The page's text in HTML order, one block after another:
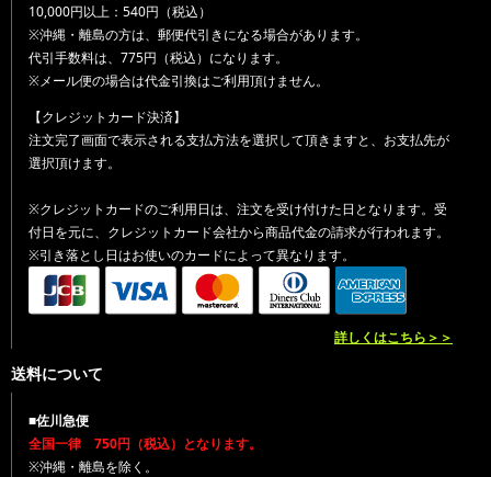
10,000円以上：540円（税込）
※沖縄・離島の方は、郵便代引きになる場合があります。
代引手数料は、775円（税込）になります。
※メール便の場合は代金引換はご利用頂けません。
【クレジットカード決済】
注文完了画面で表示される支払方法を選択して頂きますと、お支払先が
選択頂けます。
※クレジットカードのご利用日は、注文を受け付けた日となります。受
付日を元に、クレジットカード会社から商品代金の請求が行われます。
※引き落とし日はお使いのカードによって異なります。
詳しくはこちら＞＞
送料について
■佐川急便
全国一律 750円（税込）となります。
※沖縄・離島を除く。